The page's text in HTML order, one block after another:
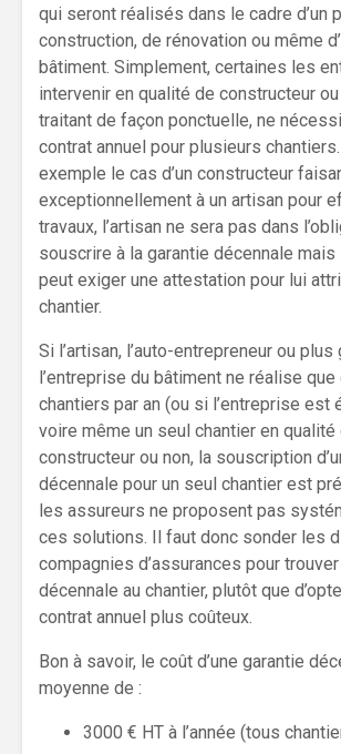
qui seront réalisés dans le cadre d’un
construction, de rénovation ou même
bâtiment. Simplement, certaines les
intervenir en qualité de constructeur
traitant de façon ponctuelle, ne
contrat annuel pour plusieurs chantiers.
exemple le cas d’un constructeur
exceptionnellement à un artisan pour
travaux, l’artisan ne sera pas dans
souscrire à la garantie décennale
peut exiger une attestation pour lui
chantier.
Si l’artisan, l’auto-entrepreneur ou
l’entreprise du bâtiment ne réalise
chantiers par an (ou si l’entreprise est
voire même un seul chantier en qualité
constructeur ou non, la souscription
décennale pour un seul chantier est
les assureurs ne proposent pas
ces solutions. Il faut donc sonder les
compagnies d’assurances pour
décennale au chantier, plutôt que
contrat annuel plus coûteux.
Bon à savoir, le coût d’une garantie
moyenne de :
3000 € HT à l’année (tous